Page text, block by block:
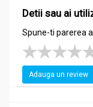
Calciu
Mod de
comprimat de 2 ori
Detii sau ai
Spune-ti parerea
Adauga un review